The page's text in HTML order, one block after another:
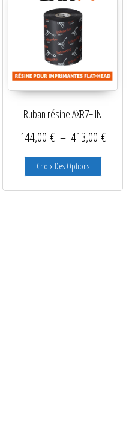
prix : 130,00 € à 716,00 €
a plusieurs variations. Les options
Ruban résine AXR7+ IN
144,00 € – 413,00 €Plage
Choix Des Options Ce
prix : 78,00 € à 195,00 €